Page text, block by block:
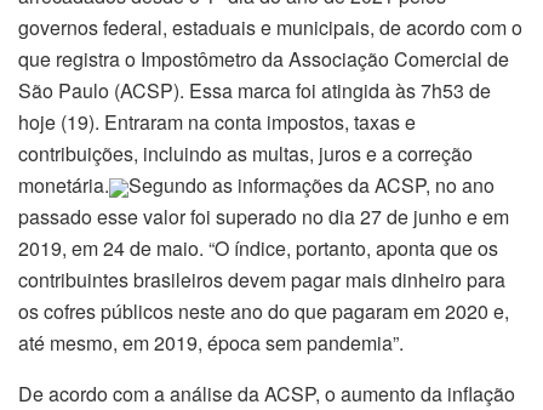
governos federal, estaduais e municipais, de acordo com o
que registra o Impostômetro da Associação Comercial de
São Paulo (ACSP). Essa marca foi atingida às 7h53 de
hoje (19). Entraram na conta impostos, taxas e
contribuições, incluindo as multas, juros e a correção
monetária.
Segundo as informações da ACSP, no ano
passado esse valor foi superado no dia 27 de junho e em
2019, em 24 de maio. “O índice, portanto, aponta que os
contribuintes brasileiros devem pagar mais dinheiro para
os cofres públicos neste ano do que pagaram em 2020 e,
até mesmo, em 2019, época sem pandemia”.
De acordo com a análise da ACSP, o aumento da inflação